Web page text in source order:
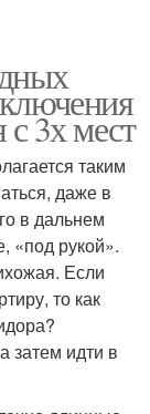
3х мест
таким
даже в
в дальнем
«под рукой».
Если
то как
затем идти в